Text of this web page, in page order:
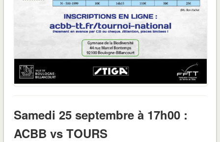
Samedi 25 septembre à 17h00 :
ACBB vs TOURS